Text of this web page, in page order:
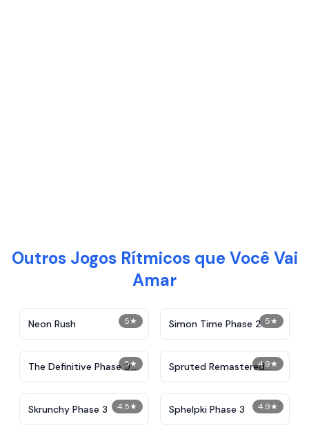
Outros Jogos Rítmicos que Você Vai
Amar
5★
Neon Rush 5★
Simon Time Phase 2
5★
The Definitive Phase 9:
Demolition
4.9★
Spruted Remastered
Alternative Phase 2
4.5★
Skrunchy Phase 3 4.9★
Sphelpki Phase 3